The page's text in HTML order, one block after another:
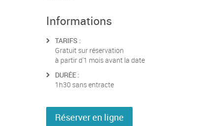
Informations
TARIFS :
Gratuit sur réservation
à partir d'1 mois avant la date
DURÉE :
1h30 sans entracte
Réserver en ligne